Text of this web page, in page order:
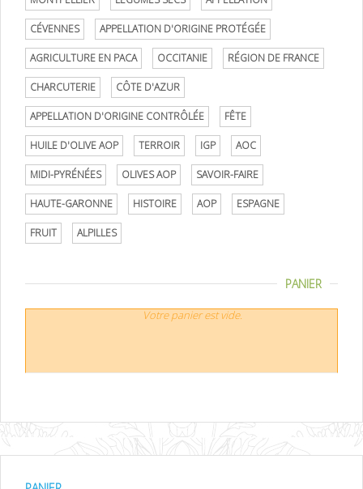
CÉVENNES APPELLATION D'ORIGINE PROTÉGÉE
AGRICULTURE EN PACA OCCITANIE RÉGION DE FRANCE
CHARCUTERIE CÔTE D'AZUR
APPELLATION D'ORIGINE CONTRÔLÉE FÊTE
HUILE D'OLIVE AOP TERROIR IGP AOC
MIDI-PYRÉNÉES OLIVES AOP SAVOIR-FAIRE
HAUTE-GARONNE HISTOIRE AOP ESPAGNE
FRUIT ALPILLES
PANIER
Votre panier est vide.